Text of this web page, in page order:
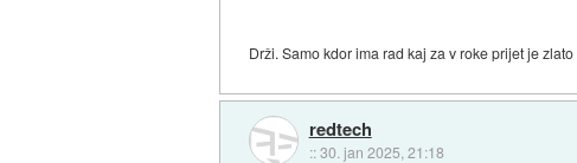
Drži. Samo kdor ima rad kaj za v roke prijet je
redtech
::30. jan 2025, 21:18